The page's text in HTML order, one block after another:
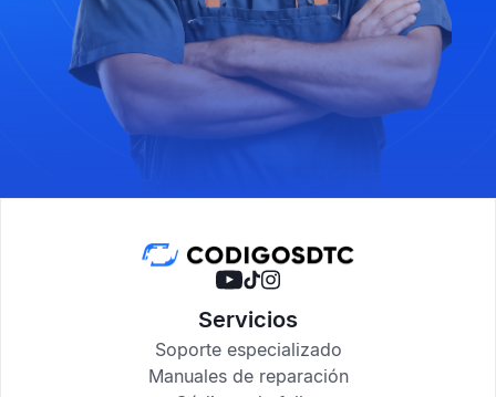
Servicios
Soporte especializado
Manuales de reparación